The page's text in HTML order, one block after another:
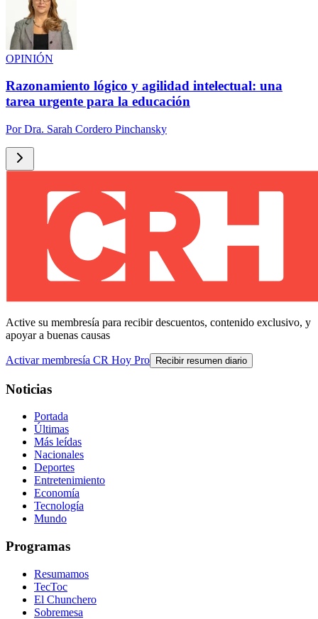
OPINIÓN
Razonamiento lógico y agilidad intelectual: una
tarea urgente para la educación
PorDra. Sarah Cordero Pinchansky
Active su membresía para recibir descuentos, contenido exclusivo, y
apoyar a buenas causas
Activar membresía CR Hoy Pro Recibir resumen diario
Noticias
Portada
Últimas
Más leídas
Nacionales
Deportes
Entretenimiento
Economía
Tecnología
Mundo
Programas
Resumamos
TecToc
El Chunchero
Sobremesa